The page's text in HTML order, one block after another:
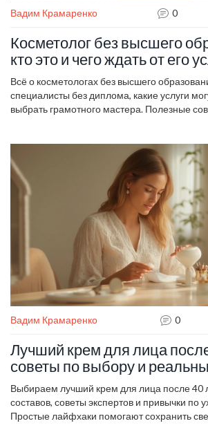
Вадим Крамаренко 0
Косметолог без высшего
кто это и чего ждать от его
Всё о косметологах без высшего
специалисты без диплома, какие услуги
выбрать грамотного мастера. Полезные
Вадим Крамаренко 0
Лучший крем для лица
советы по выбору и
Выбираем лучший крем для лица после 40
составов, советы экспертов и привычки по
Простые лайфхаки помогают сохранить